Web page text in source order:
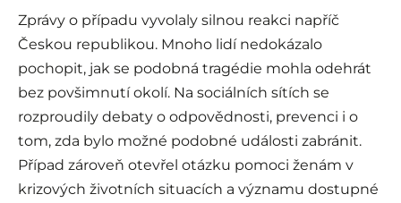
Zprávy o případu vyvolaly silnou reakci napříč
Českou republikou. Mnoho lidí nedokázalo
pochopit, jak se podobná tragédie mohla odehrát
bez povšimnutí okolí. Na sociálních sítích se
rozproudily debaty o odpovědnosti, prevenci i o
tom, zda bylo možné podobné události zabránit.
Případ zároveň otevřel otázku pomoci ženám v
krizových životních situacích a významu dostupné